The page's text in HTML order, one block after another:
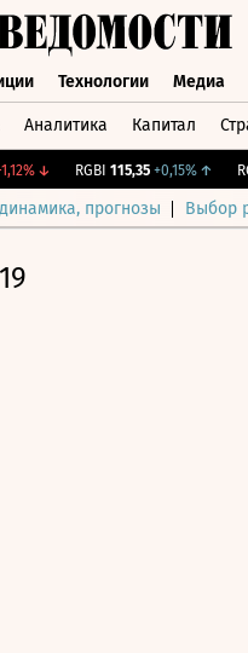
Технологии Медиа
Аналитика Капитал
↓ RGBI 115,35 +0,15%↑
прогнозы Выбор